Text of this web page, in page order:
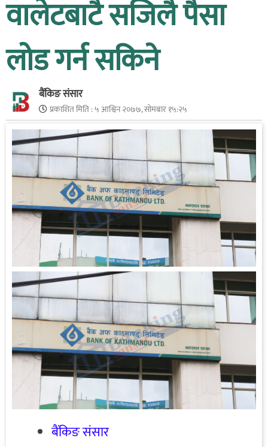
वालेटबाटै सजिलै पैसा
लोड गर्न सकिने
बैंकिङ संसार
प्रकाशित मिति :५ आश्विन २०७७, सोमबार १५:२५
बैंकिङ संसार